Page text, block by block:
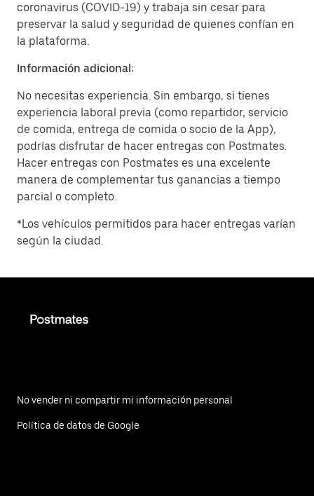
coronavirus (COVID-19) y trabaja sin cesar para
preservar la salud y seguridad de quienes confían en
la plataforma.
Información adicional:
No necesitas experiencia. Sin embargo, si tienes
experiencia laboral previa (como repartidor, servicio
de comida, entrega de comida o socio de la App),
podrías disfrutar de hacer entregas con Postmates.
Hacer entregas con Postmates es una excelente
manera de complementar tus ganancias a tiempo
parcial o completo.
*Los vehículos permitidos para hacer entregas varían
según la ciudad.
No vender ni compartir mi información personal
Política de datos de Google